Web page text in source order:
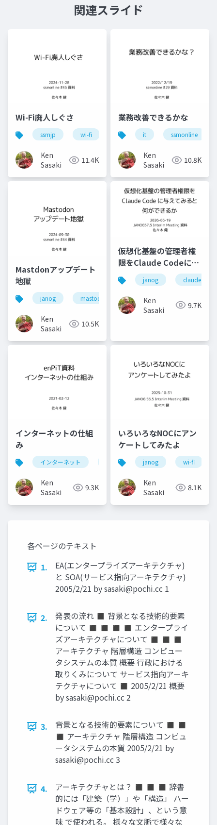
関連スライド
Wi-Fi廃人しぐさ
ssmjp wi-fi conbu bakuchiku
Ken
Sasaki
11.4K
業務改善できるかな
it ssmonline
Ken
Sasaki
10.8K
Mastdonアップデート
地獄
janog mastodon chatgpt
Ken
Sasaki
10.5K
仮想化基盤の管理者権
限をClaude Codeに与
えてみると何ができる
か
janog claude code
Ken
Sasaki
9.7K
インターネットの仕組
み
インターネット internet enpit
Ken
Sasaki
9.3K
いろいろなNOCにアン
ケートしてみたよ
janog wi-fi
Ken
Sasaki
8.1K
各ページのテキスト
1.
EA(エンタープライズアーキテクチャ)
と SOA(サービス指向アーキテクチャ)
2005/2/21 bysasaki@pochi.cc 1
2.
発表の流れ ◼ 背景となる技術的要素
について ◼ ◼ ◼ ◼ エンタープライ
ズアーキテクチャについて ◼ ◼ ◼
アーキテクチャ 階層構造 コンピュー
タシステムの本質 概要 行政における
取りくみについて サービス指向アーキ
テクチャについて ◼ 2005/2/21 概要
bysasaki@pochi.cc2
3.
背景となる技術的要素について ◼ ◼
◼ アーキテクチャ 階層構造 コンピュ
ータシステムの本質 2005/2/21 by
sasaki@pochi.cc3
4.
アーキテクチャとは？ ◼ ◼ ◼ 辞書
的には「建築（学）」や「構造」 ハー
ドウェア等の「基本設計」、という意
味 で使われる。 様々な文脈で様々な